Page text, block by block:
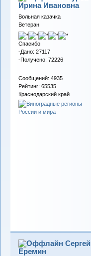
Ирина Ивановна
Вольная казачка
Ветеран
Спасибо
-Дано: 27117
-Получено: 72226
Сообщений: 4935
Рейтинг: 65535
Краснодарский край
Сергей
Еремин